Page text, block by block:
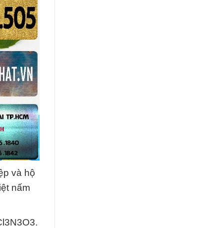
và hộ
nấm